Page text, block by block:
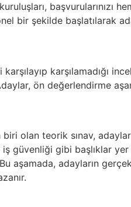
başvurularınızı
bir şekilde başlatılarak
karşılamadığı
ön değerlendirme
olan teorik sınav,
gibi başlıklar yer
aşamada, adayların